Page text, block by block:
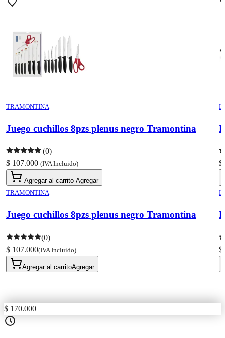
TRAMONTINA
Juego cuchillos 8pzs plenus negro Tramontina
(0)
$ 107.000 (IVA Incluido)
Agregar al carrito Agregar
TRAMONTINA
Juego cuchillos 8pzs plenus negro Tramontina
(0)
$ 107.000(IVA Incluido)
Agregar al carritoAgregar
$
$
$ 170.000